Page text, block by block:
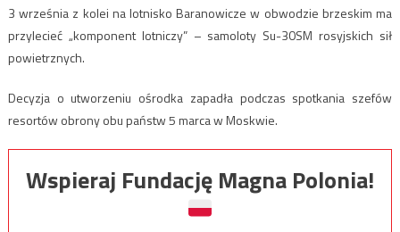
3 września z kolei na lotnisko Baranowicze w obwodzie brzeskim ma
przylecieć „komponent lotniczy” – samoloty Su-30SM rosyjskich sił
powietrznych.
Decyzja o utworzeniu ośrodka zapadła podczas spotkania szefów
resortów obrony obu państw 5 marca w Moskwie.
Wspieraj Fundację Magna Polonia!